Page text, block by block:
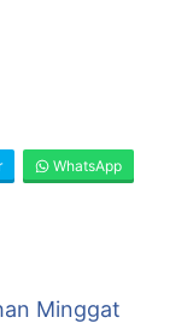
WhatsApp
Minggat